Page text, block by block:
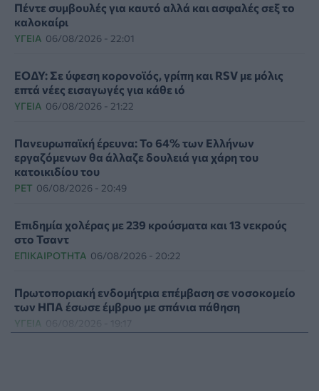
Πέντε συμβουλές για καυτό αλλά και ασφαλές σεξ το
καλοκαίρι
ΥΓΕΊΑ 06/08/2026 - 22:01
ΕΟΔΥ: Σε ύφεση κορονοϊός, γρίπη και RSV με μόλις
επτά νέες εισαγωγές για κάθε ιό
ΥΓΕΊΑ 06/08/2026 - 21:22
Πανευρωπαϊκή έρευνα: Το 64% των Ελλήνων
εργαζόμενων θα άλλαζε δουλειά για χάρη του
κατοικιδίου του
PET 06/08/2026 - 20:49
Επιδημία χολέρας με 239 κρούσματα και 13 νεκρούς
στο Τσαντ
ΕΠΙΚΑΙΡΌΤΗΤΑ 06/08/2026 - 20:22
Πρωτοποριακή ενδομήτρια επέμβαση σε νοσοκομείο
των ΗΠΑ έσωσε έμβρυο με σπάνια πάθηση
ΥΓΕΊΑ 06/08/2026 - 19:17